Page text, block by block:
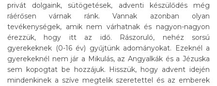
privát dolgaink, sütögetések, adventi készülődés még
ráérősen várnak ránk. Vannak azonban olyan
tevékenységek, amik nem várhatnak és nagyon-nagyon
érezzük, hogy itt az idő. Rászoruló, nehéz sorsú
gyerekeknek (0-16 év) gyűjtünk adományokat. Ezeknél a
gyerekeknél nem jár a Mikulás, az Angyalkák és a Jézuska
sem kopogtat be hozzájuk. Hisszük, hogy advent idején
mindenkinek a szíve megtelik szeretettel és az emberek